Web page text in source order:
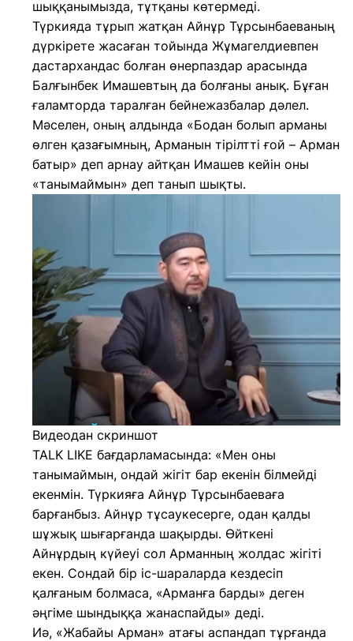
шыққанымызда, тұтқаны көтермеді.
Түркияда тұрып жатқан Айнұр Тұрсынбаеваның
дүркірете жасаған тойында Жұмагелдиевпен
дастархандас болған өнерпаздар арасында
Балғынбек Имашевтың да болғаны анық. Бұған
ғаламторда таралған бейнежазбалар дәлел.
Мәселен, оның алдында «Бодан болып арманы
өлген қазағымның, Арманын тірілтті ғой – Арман
батыр» деп арнау айтқан Имашев кейін оны
«танымаймын» деп танып шықты.
Видеодан скриншот
TALK LIKE бағдарламасында: «Мен оны
танымаймын, ондай жігіт бар екенін білмейді
екенмін. Түркияға Айнұр Тұрсынбаеваға
барғанбыз. Айнұр тұсаукесерге, одан қалды
шұжық шығарғанда шақырды. Өйткені
Айнұрдың күйеуі сол Арманның жолдас жігіті
екен. Сондай бір іс-шараларда кездесіп
қалғаным болмаса, «Арманға барды» деген
әңгіме шындыққа жанаспайды» деді.
Иә, «Жабайы Арман» атағы аспандап тұрғанда